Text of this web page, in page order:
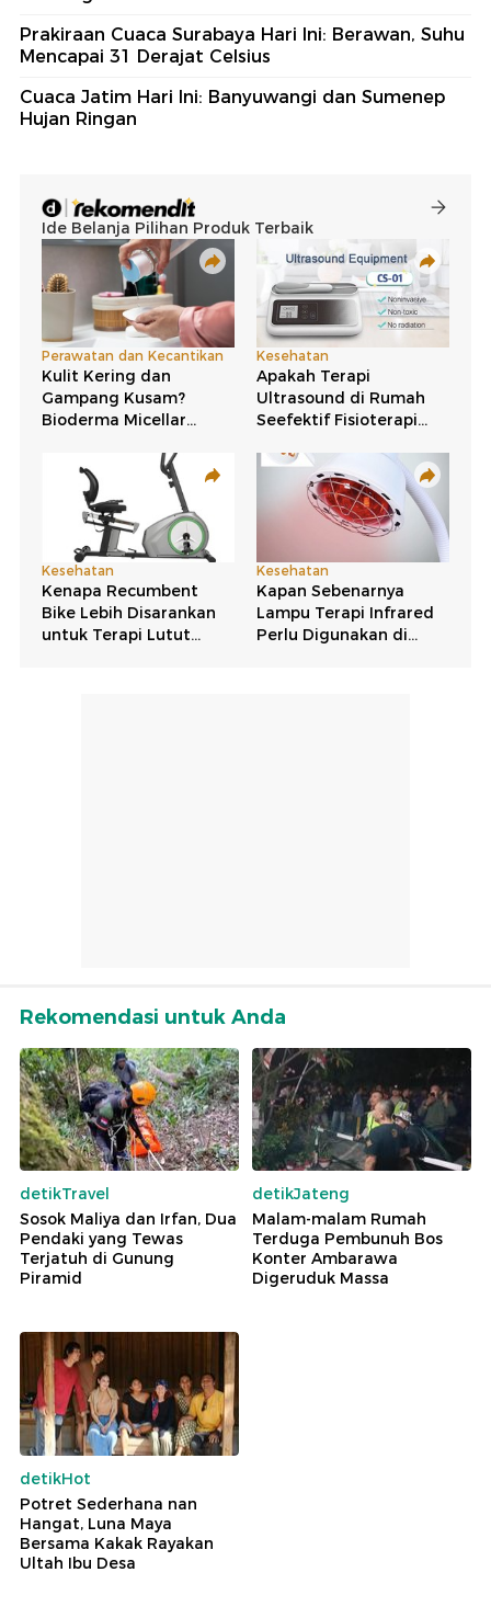
Prakiraan Cuaca Surabaya Hari Ini: Berawan, Suhu
Mencapai 31 Derajat Celsius
Cuaca Jatim Hari Ini: Banyuwangi dan Sumenep
Hujan Ringan
Rekomendasi untuk Anda
detikTravel
Sosok Maliya dan Irfan, Dua
Pendaki yang Tewas
Terjatuh di Gunung
Piramid
detikJateng
Malam-malam Rumah
Terduga Pembunuh Bos
Konter Ambarawa
Digeruduk Massa
detikHot
Potret Sederhana nan
Hangat, Luna Maya
Bersama Kakak Rayakan
Ultah Ibu Desa